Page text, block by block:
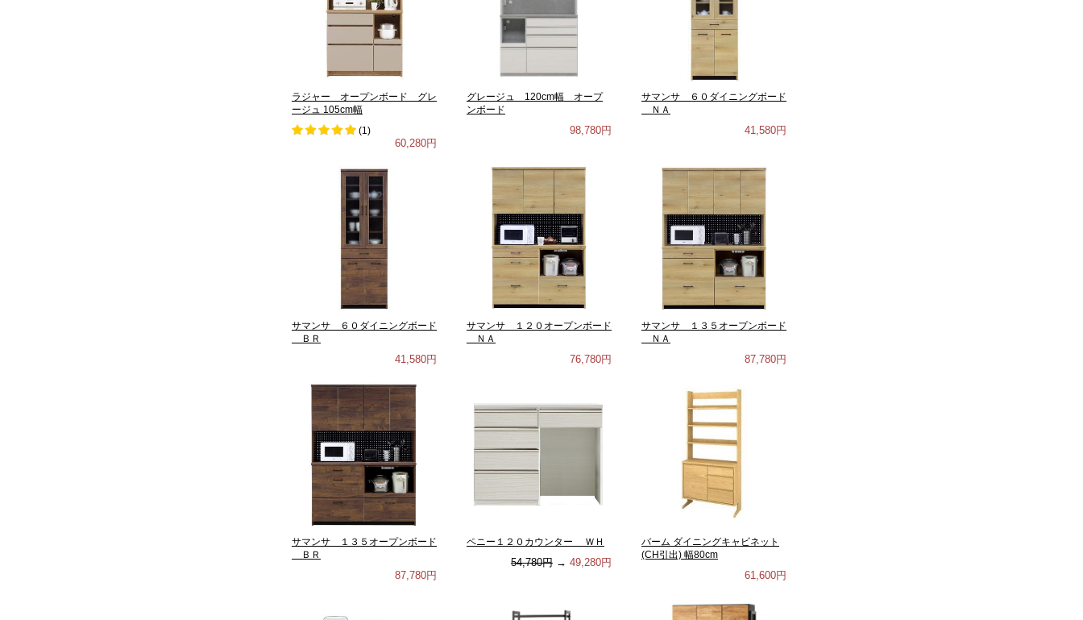
ラジャー オープンボード グレ
ージュ 105cm幅
(1)
60,280円
グレージュ 120cm幅 オープ
ンボード
98,780円
サマンサ ６０ダイニングボード
ＮＡ
41,580円
サマンサ ６０ダイニングボード
ＢＲ
41,580円
サマンサ １２０オープンボード
ＮＡ
76,780円
サマンサ １３５オープンボード
ＮＡ
87,780円
サマンサ １３５オープンボード
ＢＲ
87,780円
ペニー１２０カウンター ＷＨ
54,780円 → 49,280円
バーム ダイニングキャビネット
(CH引出) 幅80cm
61,600円